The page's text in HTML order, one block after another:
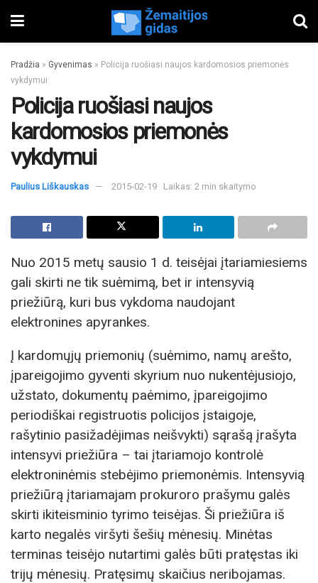
Pradžia » Gyvenimas » Policija ruošiasi naujos kardomosios priemonės
vykdymui
Policija ruošiasi naujos
kardomosios priemonės
vykdymui
Paulius Liškauskas 2015-02-19 Laikas: 2 min skaitymo
Nuo 2015 metų sausio 1 d. teisėjai įtariamiesiems
gali skirti ne tik suėmimą, bet ir intensyvią
priežiūrą, kuri bus vykdoma naudojant
elektronines apyrankes.
Į kardomųjų priemonių (suėmimo, namų arešto,
įpareigojimo gyventi skyrium nuo nukentėjusiojo,
užstato, dokumentų paėmimo, įpareigojimo
periodiškai registruotis policijos įstaigoje,
rašytinio pasižadėjimas neišvykti) sąrašą įrašyta
intensyvi priežiūra – tai įtariamojo kontrolė
elektroninėmis stebėjimo priemonėmis. Intensyvią
priežiūrą įtariamajam prokuroro prašymu galės
skirti ikiteisminio tyrimo teisėjas. Ši priežiūra iš
karto negalės viršyti šešių mėnesių. Minėtas
terminas teisėjo nutartimi galės būti pratęstas iki
trijų mėnesių. Pratęsimų skaičius neribojamas.